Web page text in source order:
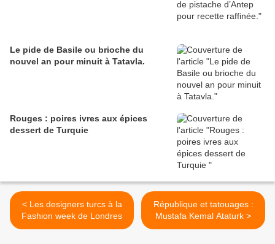
Le pide de Basile ou brioche du
nouvel an pour minuit à Tatavla.
Rouges : poires ivres aux épices
dessert de Turquie
< Les designers turcs à la
Fashion week de Londres
République et tatouages :
Mustafa Kemal Ataturk >